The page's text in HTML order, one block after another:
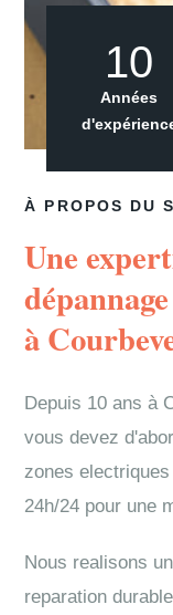
À PROPOS DU
Une
à
Depuis 10 ans à
vous devez
zones
24h/24 pour une
Nous realisons
reparation
10
Années